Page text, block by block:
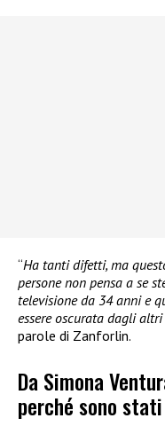
“Ha tanti difetti, ma
persone non pensa a se
televisione da 34 anni e
essere oscurata dagli
parole di Zanforlin.
Da Simona
perché sono